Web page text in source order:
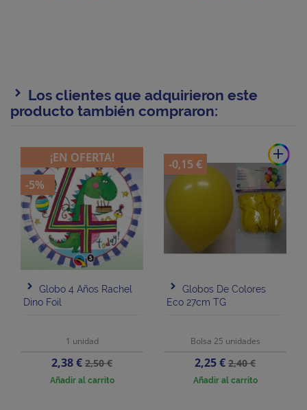
Los clientes que adquirieron este
producto también compraron:
Globo 4 Años Rachel
Dino Foil
1 unidad
Precio
2,38 €Precio
base
2,50 €
Añadir al carrito
¡EN OFERTA!
-5%
add
Globos De Colores
Eco 27cm TG
Bolsa 25 unidades
Precio
2,25 €Precio
base
2,40 €
Añadir al carrito
-0,15 €